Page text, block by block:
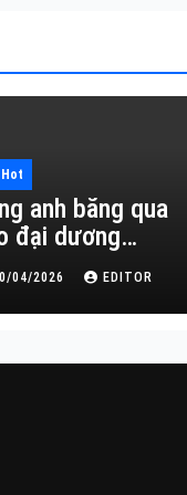
anh băng qua
đại dương…
04/2026 EDITOR